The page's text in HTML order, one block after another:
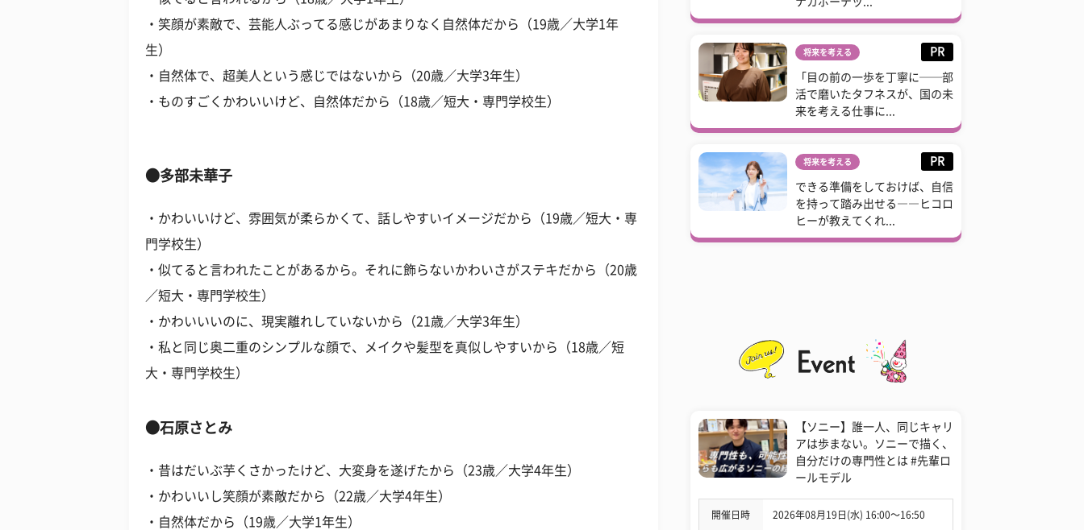
・笑顔が素敵で、芸能人ぶってる感じがあまりなく自然体だから（19歳／大学1年
生）
・自然体で、超美人という感じではないから（20歳／大学3年生）
・ものすごくかわいいけど、自然体だから（18歳／短大・専門学校生）
●多部未華子
・かわいいけど、雰囲気が柔らかくて、話しやすいイメージだから（19歳／短大・専
門学校生）
・似てると言われたことがあるから。それに飾らないかわいさがステキだから（20歳
／短大・専門学校生）
・かわいいいのに、現実離れしていないから（21歳／大学3年生）
・私と同じ奥二重のシンプルな顔で、メイクや髪型を真似しやすいから（18歳／短
大・専門学校生）
●石原さとみ
・昔はだいぶ芋くさかったけど、大変身を遂げたから（23歳／大学4年生）
・かわいいし笑顔が素敵だから（22歳／大学4年生）
・自然体だから（19歳／大学1年生）
将来を考える PR
「目の前の一歩を丁寧に──部
活で磨いたタフネスが、国の未
来を考える仕事に...
将来を考える PR
できる準備をしておけば、自信
を持って踏み出せる――ヒコロ
ヒーが教えてくれ...
【ソニー】誰一人、同じキャリ
アは歩まない。ソニーで描く、
自分だけの専門性とは #先輩ロ
ールモデル
開催日時 2026年08月19日(水) 16:00〜16:50